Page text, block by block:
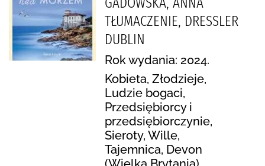
TŁUMACZENIE, DRESSLER
DUBLIN
Rok wydania: 2024.
Kobieta, Złodzieje,
Ludzie bogaci,
Przedsiębiorcy i
przedsiębiorczynie,
Sieroty, Wille,
Tajemnica, Devon